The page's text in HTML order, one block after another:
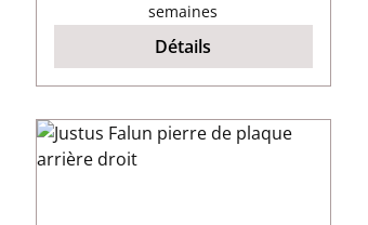
semaines
Détails